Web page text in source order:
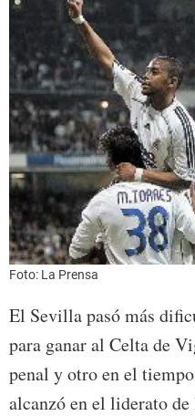
Foto: La Prensa
El Sevilla pasó más
para ganar al Celta de
penal y otro en el
alcanzó en el liderato